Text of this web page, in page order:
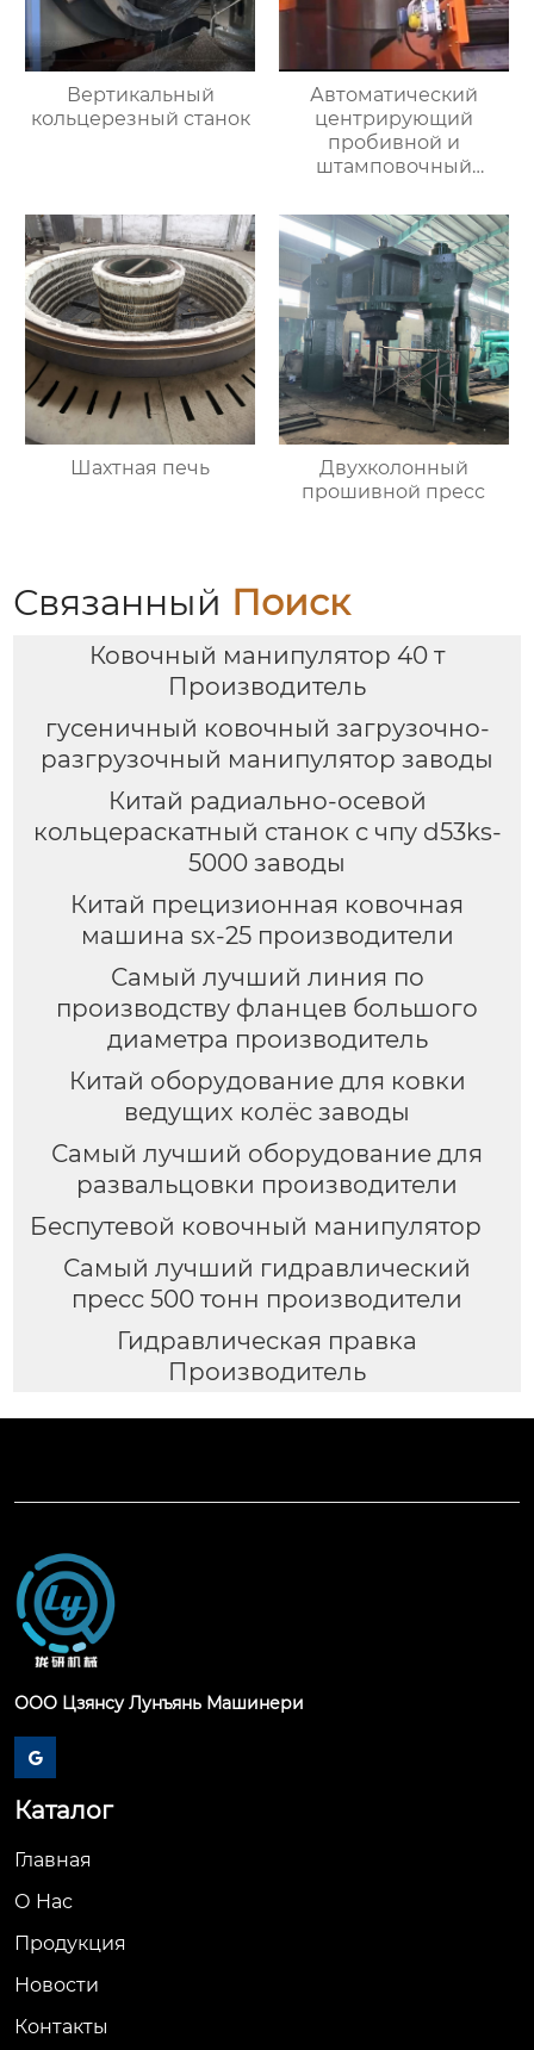
Вертикальный
кольцерезный станок
Автоматический
центрирующий
пробивной и
штамповочный
пресс
Шахтная печь
Двухколонный
прошивной пресс
Связанный Поиск
Ковочный манипулятор 40 т
Производитель
гусеничный ковочный загрузочно-
разгрузочный манипулятор заводы
Китай радиально-осевой
кольцераскатный станок с чпу d53ks-
5000 заводы
Китай прецизионная ковочная
машина sx-25 производители
Самый лучший линия по
производству фланцев большого
диаметра производитель
Китай оборудование для ковки
ведущих колёс заводы
Самый лучший оборудование для
развальцовки производители
Беспутевой ковочный манипулятор
Самый лучший гидравлический
пресс 500 тонн производители
Гидравлическая правка
Производитель
ООО Цзянсу Лунъянь Машинери

Каталог
Главная
О Hас
Продукция
Новости
Контакты